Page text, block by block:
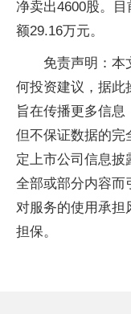
净卖出4600股。
额29.16万元。
免责声明：本
何投资建议，据此
旨在传播更多信
但不保证数据的完
定上市公司信息披
全部或部分内容而
对服务的使用承担
担保。